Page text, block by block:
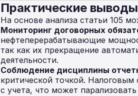
Практические
На основе анализа статьи 105
Мониторинг договорных
нефтеперерабатывающие
так как их прекращение
деятельности.
Соблюдение дисциплины
критической точкой.
с учета, что может